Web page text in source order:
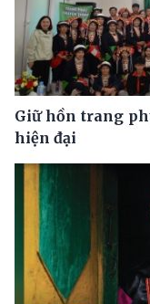
Giữ hồn trang
hiện đại